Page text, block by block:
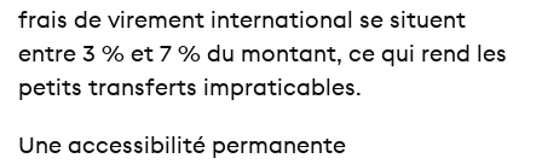
frais de virement international se situent
entre 3 % et 7 % du montant, ce qui rend les
petits transferts impraticables.
Une accessibilité permanente